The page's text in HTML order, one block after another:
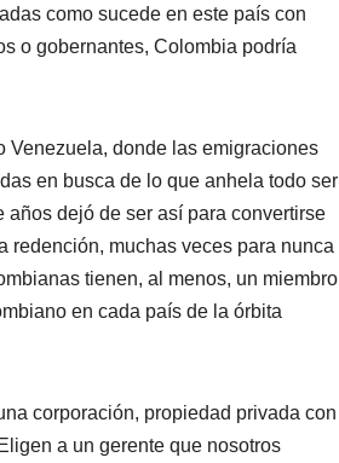
como sucede en este país con
o gobernantes, Colombia podría
Venezuela, donde las emigraciones
en busca de lo que anhela todo ser
dejó de ser así para convertirse
redención, muchas veces para nunca
tienen, al menos, un miembro
en cada país de la órbita
corporación, propiedad privada con
a un gerente que nosotros